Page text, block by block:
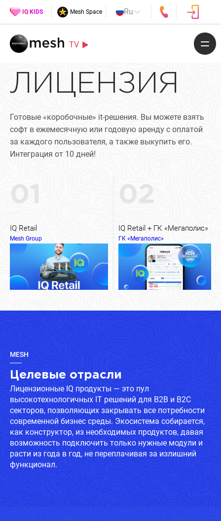
IQ KIDS Mesh Space Ru
TV
ЛИЦЕНЗИЯ
Готовые «коробочные» it-решения. Вы можете взять
софт в ежемесячную или годовую аренду с оплатой
за каждого пользователя, а также выкупить его.
Интеграция от 10 дней!
IQ Retail
Mesh Group
IQ Retail + ГК «Мегаполис»
ГК «Мегаполис»
MESH
Целевые отрасли
Лицензионные IQ продукты — это пул
высокотехнологичных IT решений для B2B и B2C
секторов, позволяющих закрывать все потребности
современной бизнес среды. Экосистема собирается,
как конструктор, из необходимых продуктов, давая
возможность подключить только нужные модули и
расти из года в год, не переплачивая за излишний
функционал.